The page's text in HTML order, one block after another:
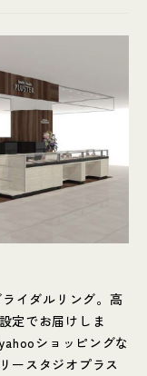
イダルリング。高
定でお届けしま
ショッピングな
ースタジオプラス